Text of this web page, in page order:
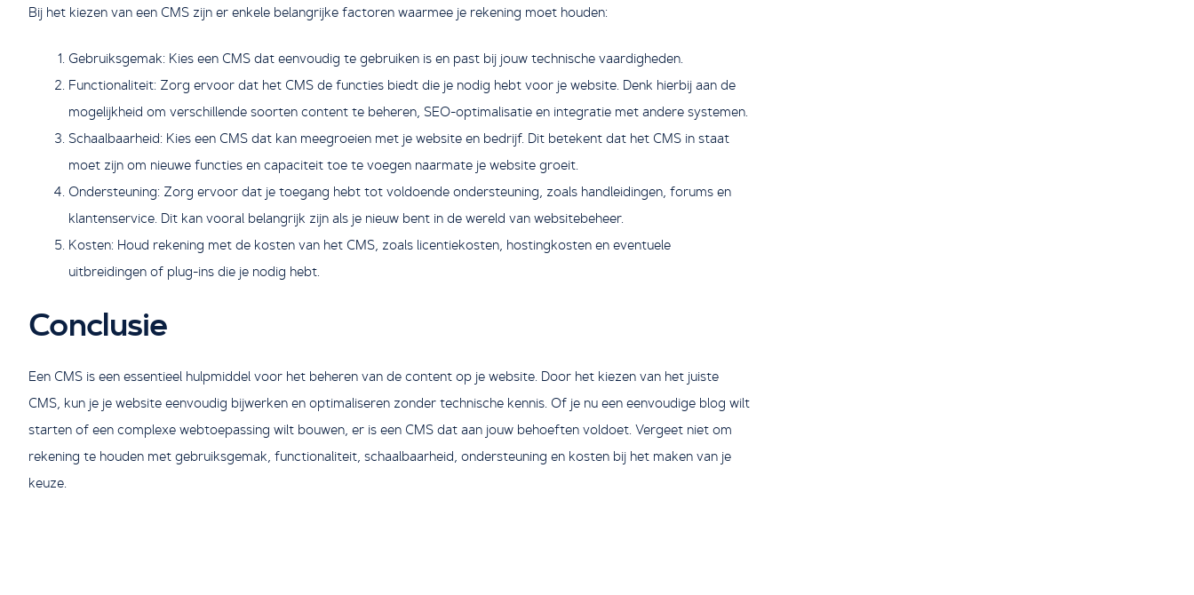
Bij het kiezen van een CMS zijn er enkele belangrijke factoren waarmee je rekening moet houden:
Gebruiksgemak: Kies een CMS dat eenvoudig te gebruiken is en past bij jouw technische vaardigheden.
Functionaliteit: Zorg ervoor dat het CMS de functies biedt die je nodig hebt voor je website. Denk hierbij aan de
mogelijkheid om verschillende soorten content te beheren, SEO-optimalisatie en integratie met andere systemen.
Schaalbaarheid: Kies een CMS dat kan meegroeien met je website en bedrijf. Dit betekent dat het CMS in staat
moet zijn om nieuwe functies en capaciteit toe te voegen naarmate je website groeit.
Ondersteuning: Zorg ervoor dat je toegang hebt tot voldoende ondersteuning, zoals handleidingen, forums en
klantenservice. Dit kan vooral belangrijk zijn als je nieuw bent in de wereld van websitebeheer.
Kosten: Houd rekening met de kosten van het CMS, zoals licentiekosten, hostingkosten en eventuele
uitbreidingen of plug-ins die je nodig hebt.
Conclusie
Een CMS is een essentieel hulpmiddel voor het beheren van de content op je website. Door het kiezen van het juiste
CMS, kun je je website eenvoudig bijwerken en optimaliseren zonder technische kennis. Of je nu een eenvoudige blog wilt
starten of een complexe webtoepassing wilt bouwen, er is een CMS dat aan jouw behoeften voldoet. Vergeet niet om
rekening te houden met gebruiksgemak, functionaliteit, schaalbaarheid, ondersteuning en kosten bij het maken van je
keuze.